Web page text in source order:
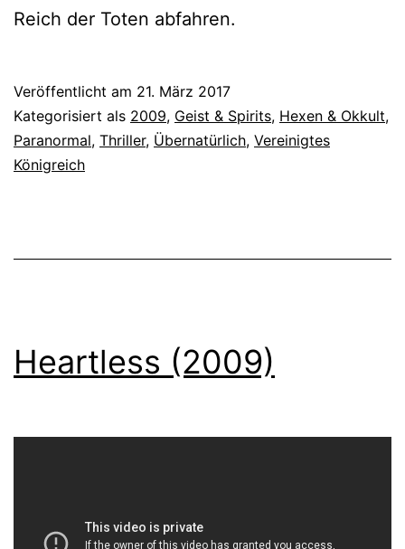
Reich der Toten abfahren.
Veröffentlicht am 21. März 2017
Kategorisiert als 2009, Geist & Spirits, Hexen & Okkult,
Paranormal, Thriller, Übernatürlich, Vereinigtes
Königreich
Heartless (2009)